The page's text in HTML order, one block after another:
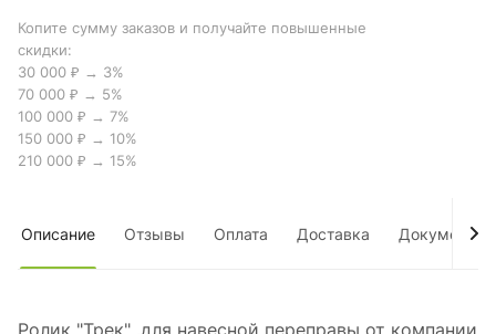
Копите сумму заказов и получайте повышенные
скидки:
30 000 ₽ → 3%
70 000 ₽ → 5%
100 000 ₽ → 7%
150 000 ₽ → 10%
210 000 ₽ → 15%
Описание Отзывы Оплата Доставка Документы